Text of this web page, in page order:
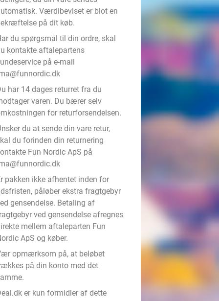
Værdibeviset er blot en
på dit køb.
du spørgsmål til din ordre, skal
kontakte aftalepartens
på e-mail
har 14 dages returret fra du
varen. Du bærer selv
for returforsendelsen.
du at sende din vare retur,
du forinden din returnering
Fun Nordic ApS på
pakken ikke afhentet inden for
påløber ekstra fragtgebyr
gensendelse. Betaling af
ved gensendelse afregnes
mellem aftaleparten Fun
ApS og køber.
opmærksom på, at beløbet
på din konto med det
er kun formidler af dette